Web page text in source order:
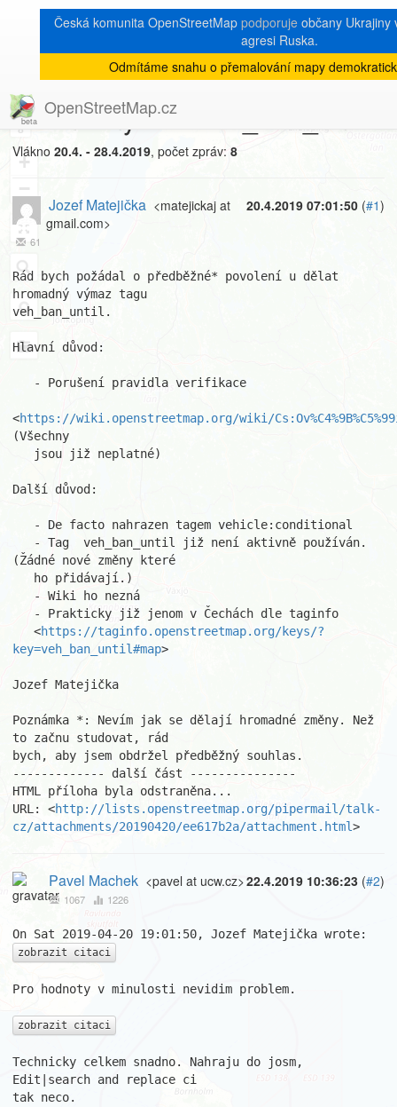
Česká komunita OpenStreetMap podporujeobčany Ukrajiny
agresi Ruska.
Odmítáme snahu o přemalování mapy
OpenStreetMap.cz
8
+
−
« zpět na výpis měsíce|
[Talk-cz]
Hromadný edit: veh_ban_until
Vlákno 20.4. - 28.4.2019, počet zpráv: 8
20.4.2019 07:01:50 (#1)
Jozef Matejička <matejickaj at
gmail.com>
61
Rád bych požádal o předběžné* povolení u dělat
hromadný výmaz tagu
veh_ban_until.
Hlavní důvod:
<https://wiki.openstreetmap.org/wiki/
(Všechny
Další důvod:
(Žádné nové změny které
   <
https://taginfo.openstreetmap.org/keys/?
key=veh_ban_until#map>
Jozef Matejička
Poznámka *: Nevím jak se dělají hromadné změny. Než
to začnu studovat, rád
bych, aby jsem obdržel předběžný souhlas.
------------- další část ---------------
HTML příloha byla odstraněna...
URL: <http://lists.openstreetmap.org/pipermail/talk-
cz/attachments/20190420/ee617b2a/attachment.html>
22.4.2019 10:36:23 (#2)
Pavel Machek <pavel at ucw.cz>
1067 1226
zobrazit citaci
Pro hodnoty v minulosti nevidim problem.
zobrazit citaci
Technicky celkem snadno. Nahraju do josm,
Edit|search and replace ci
tak neco.